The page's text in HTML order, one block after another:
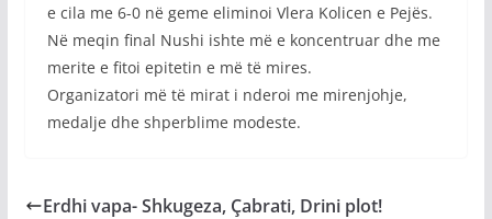
e cila me 6-0 në geme eliminoi Vlera Kolicen e Pejës.
Në meqin final Nushi ishte më e koncentruar dhe me
merite e fitoi epitetin e më të mires.
Organizatori më të mirat i nderoi me mirenjohje,
medalje dhe shperblime modeste.
Erdhi vapa- Shkugeza, Çabrati, Drini plot!